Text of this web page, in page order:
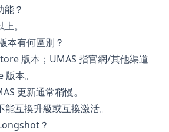
能？
。
本有何區別？
版本；UMAS 指官網/其他渠道
本。
更新通常稍慢。
互換升級或互換激活。
？